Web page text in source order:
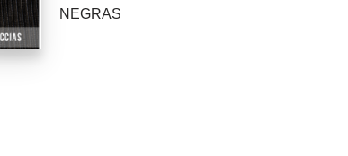
NEGRAS